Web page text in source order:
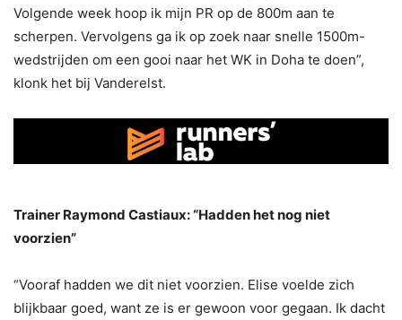
Volgende week hoop ik mijn PR op de 800m aan te
scherpen. Vervolgens ga ik op zoek naar snelle 1500m-
wedstrijden om een gooi naar het WK in Doha te doen”,
klonk het bij Vanderelst.
Trainer Raymond Castiaux: “Hadden het nog niet
voorzien”
“Vooraf hadden we dit niet voorzien. Elise voelde zich
blijkbaar goed, want ze is er gewoon voor gegaan. Ik dacht